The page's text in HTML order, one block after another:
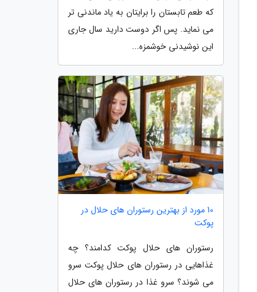
که طعم تابستان را برایتان به یاد ماندنی تر
می نماید. پس اگر دوست دارید سال جاری
این نوشیدنی خوشمزه...
10 مورد از بهترین رستوران های حلال در
پوکت
رستوران های حلال پوکت کدامند؟ چه
غذاهایی در رستوران های حلال پوکت سرو
می شوند؟ سرو غذا در رستوران های حلال